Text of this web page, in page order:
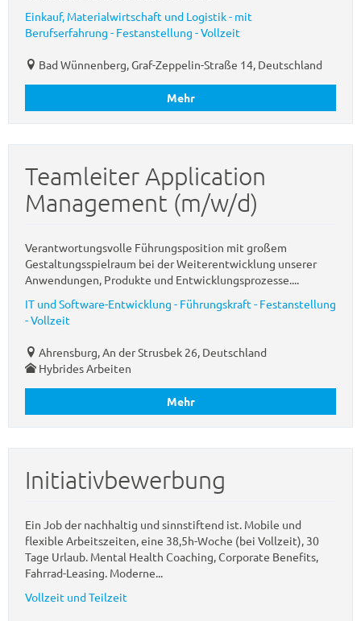
Einkauf, Materialwirtschaft und Logistik - mit
Berufserfahrung - Festanstellung - Vollzeit
Bad Wünnenberg, Graf-Zeppelin-Straße 14, Deutschland
Mehr
Teamleiter Application
Management (m/w/d)
Verantwortungsvolle Führungsposition mit großem
Gestaltungsspielraum bei der Weiterentwicklung unserer
Anwendungen, Produkte und Entwicklungsprozesse....
IT und Software-Entwicklung - Führungskraft - Festanstellung
- Vollzeit
Ahrensburg, An der Strusbek 26, Deutschland
Hybrides Arbeiten
Mehr
Initiativbewerbung
Ein Job der nachhaltig und sinnstiftend ist. Mobile und
flexible Arbeitszeiten, eine 38,5h-Woche (bei Vollzeit), 30
Tage Urlaub. Mental Health Coaching, Corporate Benefits,
Fahrrad-Leasing. Moderne...
Vollzeit und Teilzeit